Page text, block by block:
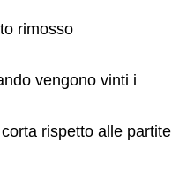
rimosso
vengono vinti i
rispetto alle partite